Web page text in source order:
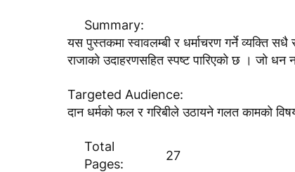
Summary:
यस पुस्तकमा स्वावलम्बी र धर्माचरण गर्ने व्यक्ति
राजाकाे उदाहरणसहित स्पष्ट पारिएकाे छ । जाे
Targeted Audience:
दान धर्मकाे फल र गरिबीले उठायने गलत कामकाे
Total
Pages:
27